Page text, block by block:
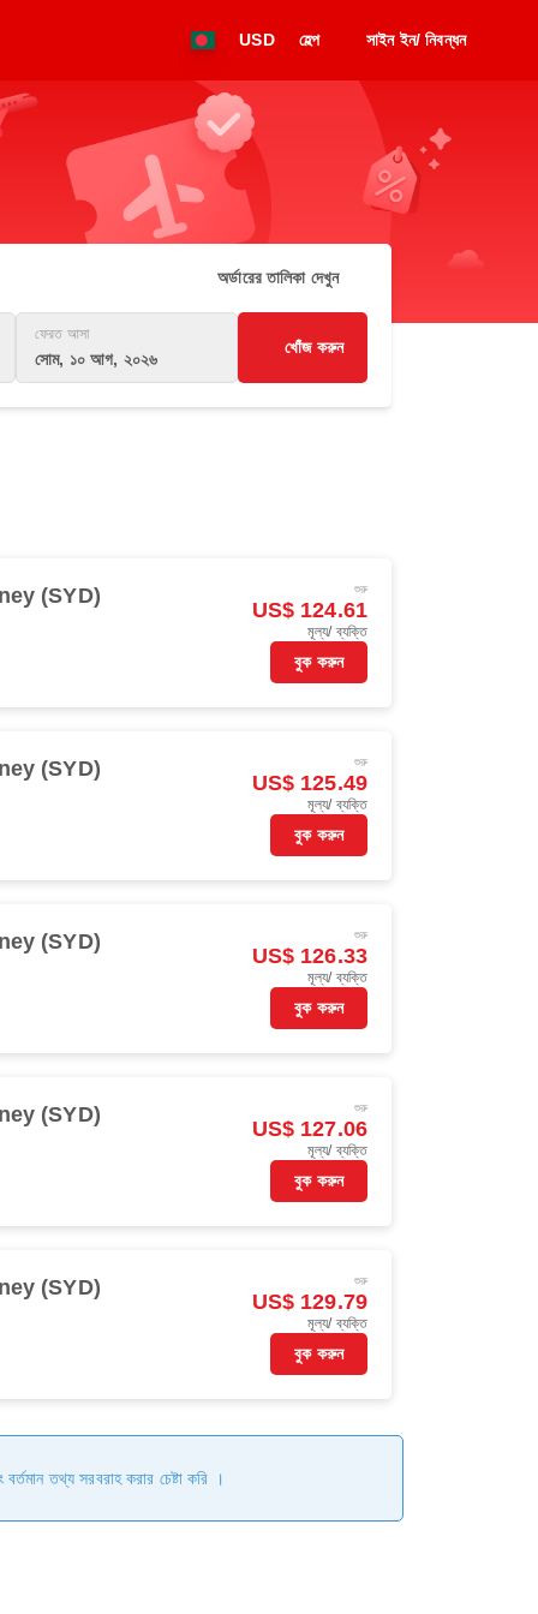
USD হেল্প সাইন ইন/ নিবন্ধন
অর্ডারের তালিকা দেখুন
ফেরত আসা
সোম, ১০ আগ, ২০২৬
খোঁজ করুন
(SYD) শুরু
US$ 124.61
মূল্য/ ব্যক্তি
বুক করুন
(SYD) শুরু
US$ 125.49
মূল্য/ ব্যক্তি
বুক করুন
(SYD) শুরু
US$ 126.33
মূল্য/ ব্যক্তি
বুক করুন
(SYD) শুরু
US$ 127.06
মূল্য/ ব্যক্তি
বুক করুন
(SYD) শুরু
US$ 129.79
মূল্য/ ব্যক্তি
বুক করুন
তথ্য সরবরাহ করার চেষ্টা করি ।